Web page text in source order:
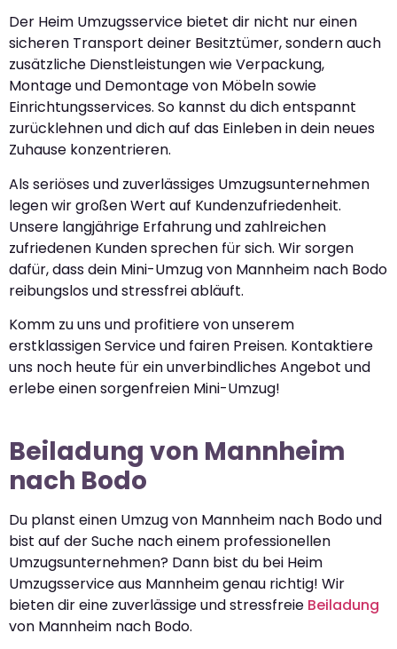
Der Heim Umzugsservice bietet dir nicht nur einen
sicheren Transport deiner Besitztümer, sondern auch
zusätzliche Dienstleistungen wie Verpackung,
Montage und Demontage von Möbeln sowie
Einrichtungsservices. So kannst du dich entspannt
zurücklehnen und dich auf das Einleben in dein neues
Zuhause konzentrieren.
Als seriöses und zuverlässiges Umzugsunternehmen
legen wir großen Wert auf Kundenzufriedenheit.
Unsere langjährige Erfahrung und zahlreichen
zufriedenen Kunden sprechen für sich. Wir sorgen
dafür, dass dein Mini-Umzug von Mannheim nach Bodo
reibungslos und stressfrei abläuft.
Komm zu uns und profitiere von unserem
erstklassigen Service und fairen Preisen. Kontaktiere
uns noch heute für ein unverbindliches Angebot und
erlebe einen sorgenfreien Mini-Umzug!
Beiladung von Mannheim
nach Bodo
Du planst einen Umzug von Mannheim nach Bodo und
bist auf der Suche nach einem professionellen
Umzugsunternehmen? Dann bist du bei Heim
Umzugsservice aus Mannheim genau richtig! Wir
bieten dir eine zuverlässige und stressfreie Beiladung
von Mannheim nach Bodo.